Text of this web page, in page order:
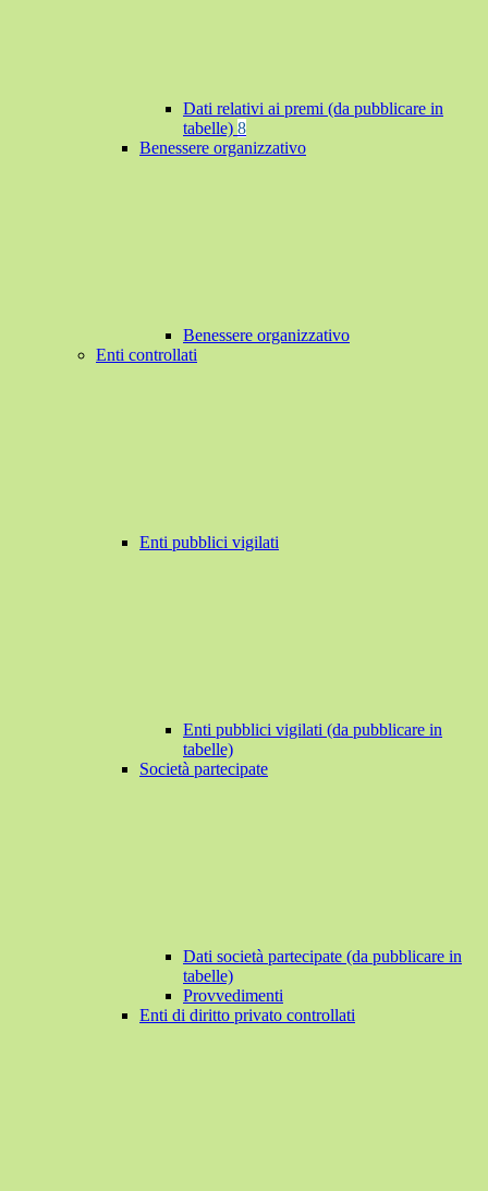
Dati relativi ai premi (da pubblicare in
tabelle) 8
Benessere organizzativo
Benessere organizzativo
Enti controllati
Enti pubblici vigilati
Enti pubblici vigilati (da pubblicare in
tabelle)
Società partecipate
Dati società partecipate (da pubblicare in
tabelle)
Provvedimenti
Enti di diritto privato controllati